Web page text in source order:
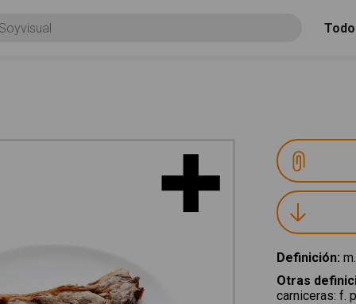
Todo
Definición:
Otras
carniceras: f.